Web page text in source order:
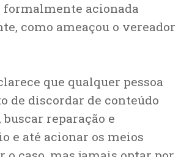
formalmente acionada
como ameaçou o vereador
que qualquer pessoa
de discordar de conteúdo
reparação e
e até acionar os meios